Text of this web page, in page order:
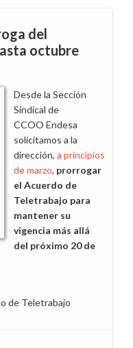
del
octubre
Desde la Sección
Sindical de
CCOO Endesa
solicitamos a la
dirección, a principios
de marzo, prorrogar
el Acuerdo de
Teletrabajo para
mantener su
vigencia más allá
del próximo 20 de
de Teletrabajo